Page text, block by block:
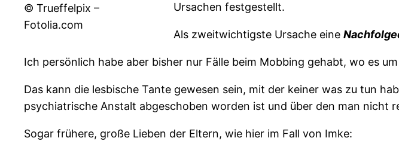
© Trueffelpix –
Fotolia.com
Ursachen festgestellt.
Als zweitwichtigste Ursache eine
Ich persönlich habe aber bisher nur Fälle beim Mobbing gehabt, wo es um
Das kann die lesbische Tante gewesen sein, mit der keiner was zu tun
psychiatrische Anstalt abgeschoben worden ist und über den man nicht
Sogar frühere, große Lieben der Eltern, wie hier im Fall von Imke: